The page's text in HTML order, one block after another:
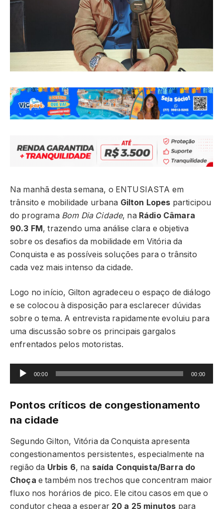
Na manhã desta semana, o ENTUSIASTA em
trânsito e mobilidade urbana Gilton Lopes participou
do programa Bom Dia Cidade, na Rádio Câmara
90.3 FM, trazendo uma análise clara e objetiva
sobre os desafios da mobilidade em Vitória da
Conquista e as possíveis soluções para o trânsito
cada vez mais intenso da cidade.
Logo no início, Gilton agradeceu o espaço de diálogo
e se colocou à disposição para esclarecer dúvidas
sobre o tema. A entrevista rapidamente evoluiu para
uma discussão sobre os principais gargalos
enfrentados pelos motoristas.
Tocador
de
00:00 00:00
Pontos críticos de congestionamento
na cidade
Segundo Gilton, Vitória da Conquista apresenta
congestionamentos persistentes, especialmente na
região da Urbis 6, na saída Conquista/Barra do
Choça e também nos trechos que concentram maior
fluxo nos horários de pico. Ele citou casos em que o
condutor chega a esperar 20 a 25 minutos para